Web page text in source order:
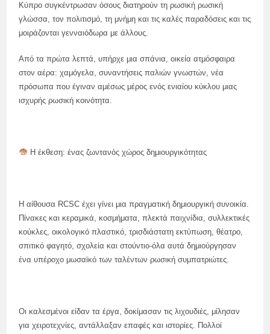
Κύπρο συγκέντρωσαν όσους διατηρούν τη ρωσική ρωσική
γλώσσα, τον πολιτισμό, τη μνήμη και τις καλές παραδόσεις και τις
μοιράζονται γενναιόδωρα με άλλους.
Από τα πρώτα λεπτά, υπήρχε μια σπάνια, οικεία ατμόσφαιρα
στον αέρα: χαμόγελα, συναντήσεις παλιών γνωστών, νέα
πρόσωπα που έγιναν αμέσως μέρος ενός ενιαίου κύκλου μιας
ισχυρής ρωσική κοινότητα.
Η έκθεση: ένας ζωντανός χώρος δημιουργικότητας
Η αίθουσα RCSC έχει γίνει μια πραγματική δημιουργική συνοικία.
Πίνακες και κεραμικά, κοσμήματα, πλεκτά παιχνίδια, συλλεκτικές
κούκλες, οικολογικό πλαστικό, τρισδιάστατη εκτύπωση, θέατρο,
σπιτικό φαγητό, σχολεία και στούντιο-όλα αυτά δημιούργησαν
ένα υπέροχο μωσαϊκό των ταλέντων ρωσική συμπατριώτες.
Οι καλεσμένοι είδαν τα έργα, δοκίμασαν τις λιχουδιές, μίλησαν
για χειροτεχνίες, αντάλλαξαν επαφές και ιστορίες. Πολλοί